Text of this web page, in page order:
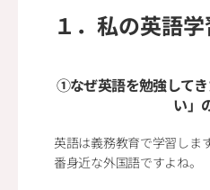
１．私の英語
①なぜ英語を勉強して
い」
英語は義務教育で学習しま
番身近な外国語ですよね。